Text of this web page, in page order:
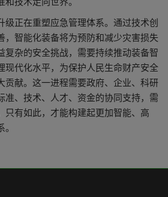
级正在重塑应急管理体系。通过技术创
，智能化装备将为预防和减少灾害损失
复杂的安全挑战，需要持续推动装备智
现代化水平，为保护人民生命财产安全
贡献。这一进程需要政府、企业、科研
准、技术、人才、资金的协同支持，需
只有如此，才能构建起更加智能、高